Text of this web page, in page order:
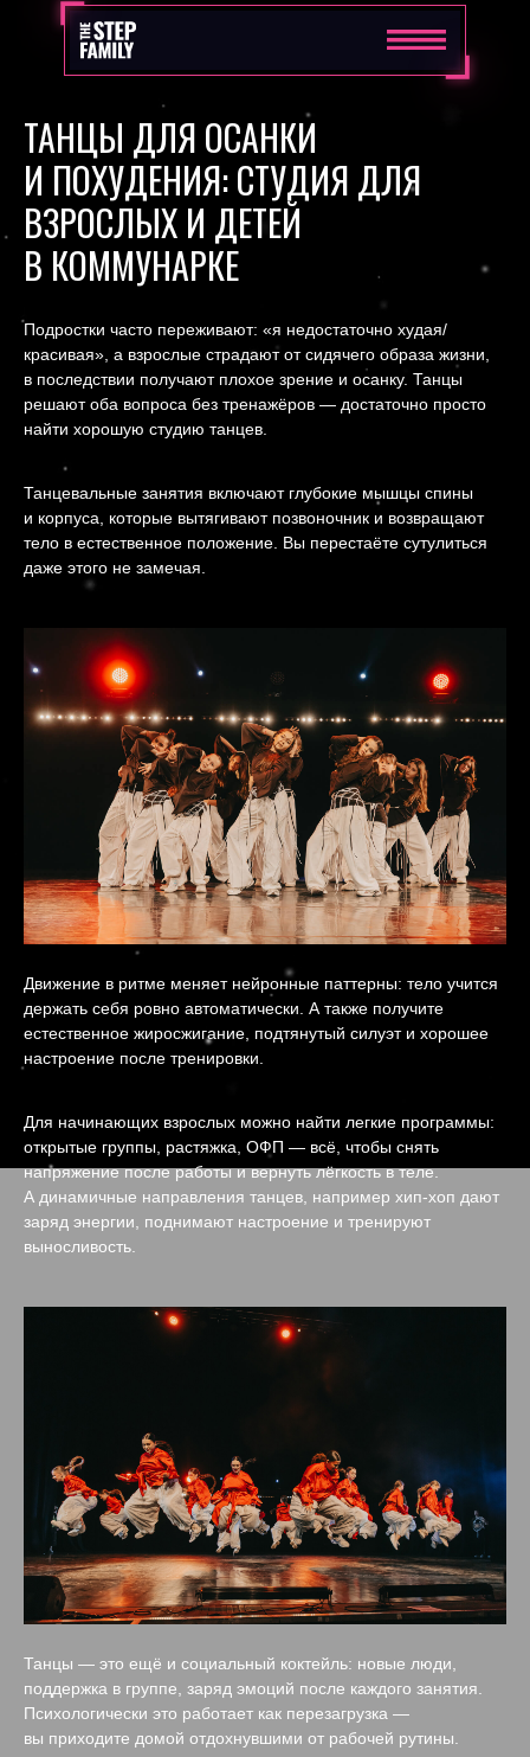
ТАНЦЫ ДЛЯ ОСАНКИ
И ПОХУДЕНИЯ: СТУДИЯ ДЛЯ
ВЗРОСЛЫХ И ДЕТЕЙ
В КОММУНАРКЕ
Подростки часто переживают: «я недостаточно худая/
красивая», а взрослые страдают от сидячего образа жизни,
в последствии получают плохое зрение и осанку. Танцы
решают оба вопроса без тренажёров — достаточно просто
найти хорошую студию танцев.
Танцевальные занятия включают глубокие мышцы спины
и корпуса, которые вытягивают позвоночник и возвращают
тело в естественное положение. Вы перестаёте сутулиться
даже этого не замечая.
Движение в ритме меняет нейронные паттерны: тело учится
держать себя ровно автоматически. А также получите
естественное жиросжигание, подтянутый силуэт и хорошее
настроение после тренировки.
Для начинающих взрослых можно найти легкие программы:
открытые группы, растяжка, ОФП — всё, чтобы снять
напряжение после работы и вернуть лёгкость в теле.
А динамичные направления танцев, например хип-хоп дают
заряд энергии, поднимают настроение и тренируют
выносливость.
Танцы — это ещё и социальный коктейль: новые люди,
поддержка в группе, заряд эмоций после каждого занятия.
Психологически это работает как перезагрузка —
вы приходите домой отдохнувшими от рабочей рутины.